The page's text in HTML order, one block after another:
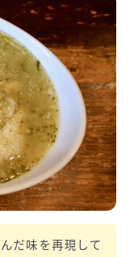
だ味を再現して